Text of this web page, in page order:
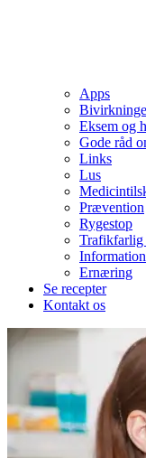
Apps
Eksem og
Gode råd
Links
Lus
Prævention
Rygestop
Trafikfarlig
Ernæring
Se recepter
Kontakt os